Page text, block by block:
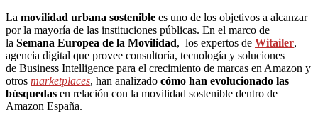
La movilidad urbana sostenible es uno de los objetivos a alcanzar
por la mayoría de las instituciones públicas. En el marco de
la Semana Europea de la Movilidad, los expertos de Witailer,
agencia digital que provee consultoría, tecnología y soluciones
de Business Intelligence para el crecimiento de marcas en Amazon y
otros marketplaces, han analizado cómo han evolucionado las
búsquedas en relación con la movilidad sostenible dentro de
Amazon España.